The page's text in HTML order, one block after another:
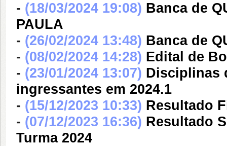
- (18/03/2024 19:08) Banca de
PAULA
- (26/02/2024 13:48) Banca de
- (08/02/2024 14:28) Edital de
- (23/01/2024 13:07) Disciplinas
ingressantes em 2024.1
- (15/12/2023 10:33) Resultado
- (07/12/2023 16:36) Resultado
Turma 2024